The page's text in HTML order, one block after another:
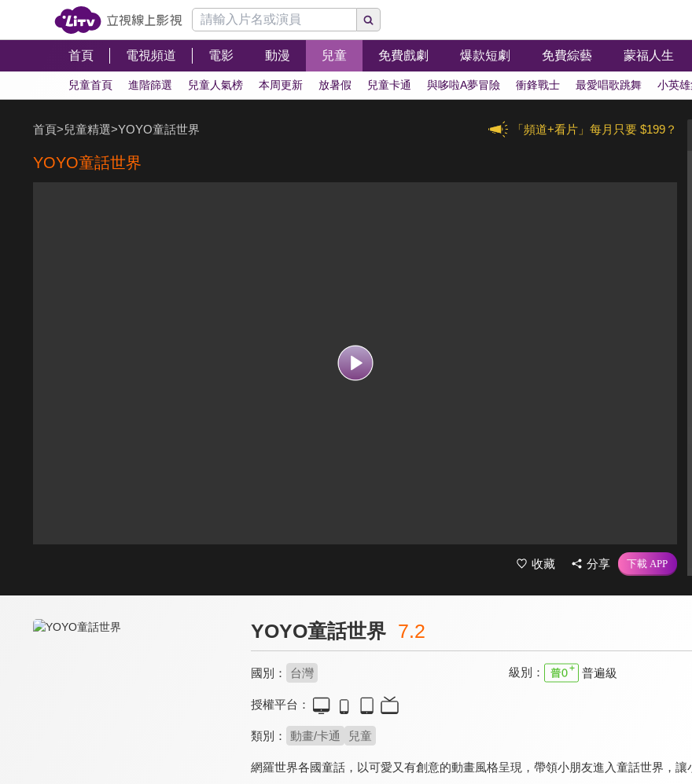
首頁 電視頻道 電影 動漫 兒童 免費戲劇 爆款短劇 免費綜藝 蒙福人生
兒童首頁 進階篩選 兒童人氣榜 本周更新 放暑假 兒童卡通 與哆啦A夢冒險 衝鋒戰士 最愛唱歌跳舞 小英
「頻道+看片」每月只要 $199？
首頁>兒童精選>YOYO童話世界
YOYO童話世界
收藏 分享
YOYO童話世界 7.2
國別： 台灣 級別： 普遍級
授權平台：
類別： 動畫/卡通 兒童
網羅世界各國童話，以可愛又有創意的動畫風格呈現，帶領小朋友進入童話世界，讓